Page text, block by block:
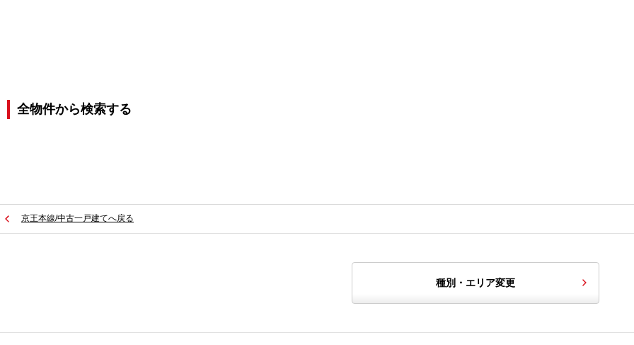
全物件から検索する
京王本線/中古一戸建てへ戻る
種別・エリア変更